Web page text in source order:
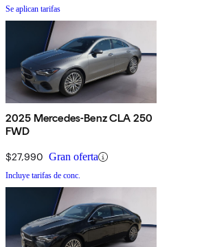
Se aplican tarifas
2025 Mercedes-Benz CLA 250
FWD
$27,990 Gran oferta
Incluye tarifas de conc.